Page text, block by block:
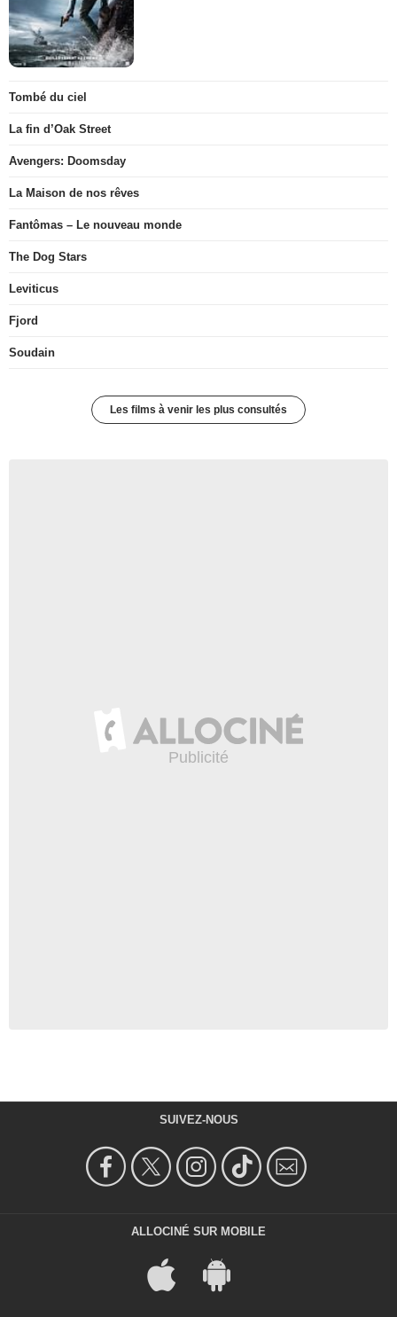
Tombé du ciel
La fin d’Oak Street
Avengers: Doomsday
La Maison de nos rêves
Fantômas – Le nouveau monde
The Dog Stars
Leviticus
Fjord
Soudain
Les films à venir les plus consultés
SUIVEZ-NOUS
ALLOCINÉ SUR MOBILE